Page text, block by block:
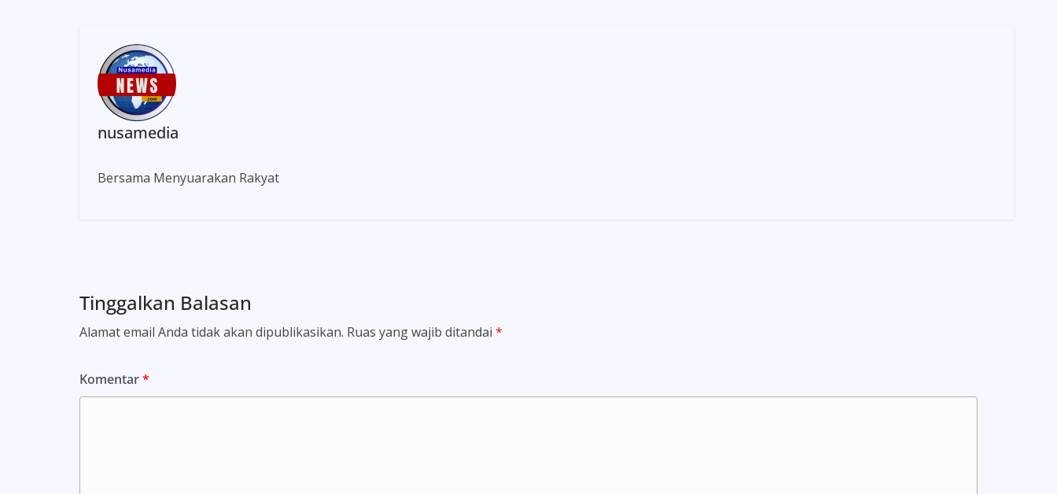
nusamedia
Bersama Menyuarakan Rakyat
Tinggalkan Balasan
Alamat email Anda tidak akan dipublikasikan. Ruas yang wajib ditandai *
Komentar*